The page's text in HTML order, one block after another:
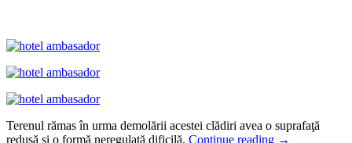
Terenul rămas în urma demolării acestei clădiri avea o suprafaţă
redusă şi o formă neregulată dificilă. Continue reading →